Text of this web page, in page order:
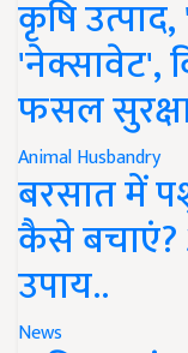
कृषि
'नेक्सावेट',
फसल
Animal Husbandry
बरसात में
कैसे
उपाय..
News